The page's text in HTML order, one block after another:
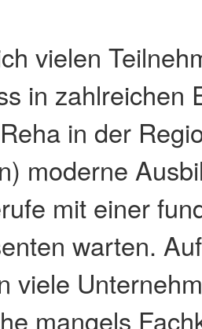
vielen
in zahlreichen
in der
moderne
mit einer
warten.
viele
mangels